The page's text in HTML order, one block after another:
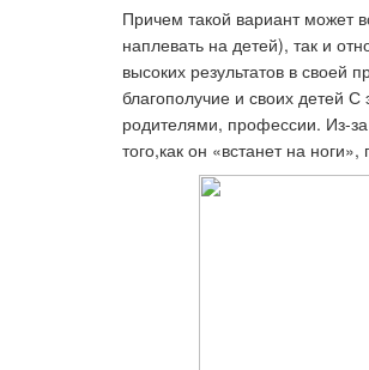
Причем такой вариант может
наплевать на детей), так и
высоких результатов в
благополучие и своих детей
родителями, профессии. Из-
того,как он «встанет на